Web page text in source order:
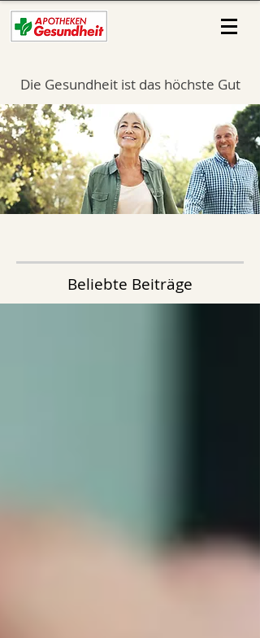
Die Gesundheit ist das höchste Gut
Beliebte Beiträge